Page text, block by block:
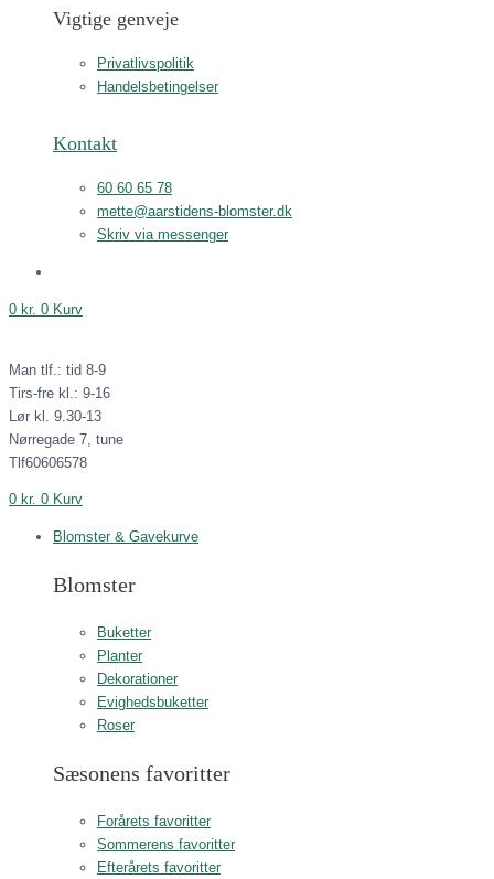
Vigtige genveje
Privatlivspolitik
Handelsbetingelser
Kontakt
60 60 65 78
mette@aarstidens-blomster.dk
Skriv via messenger
0 kr. 0 Kurv
Man tlf.: tid 8-9
Tirs-fre kl.: 9-16
Lør kl. 9.30-13
Nørregade 7, tune
Tlf60606578
0 kr. 0 Kurv
Blomster & Gavekurve
Blomster
Buketter
Planter
Dekorationer
Evighedsbuketter
Roser
Sæsonens favoritter
Forårets favoritter
Sommerens favoritter
Efterårets favoritter